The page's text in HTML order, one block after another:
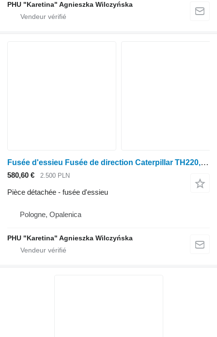
PHU "Karetina" Agnieszka Wilczyńska
Fusée d'essieu Fusée de direction Caterpillar TH220, TH330, TH355, TH360 pour chargeur agricole Caterpillar th220, th330 , th355 , th360
580,60 € 2.500 PLN
Pièce détachée - fusée d'essieu
Pologne, Opalenica
PHU "Karetina" Agnieszka Wilczyńska